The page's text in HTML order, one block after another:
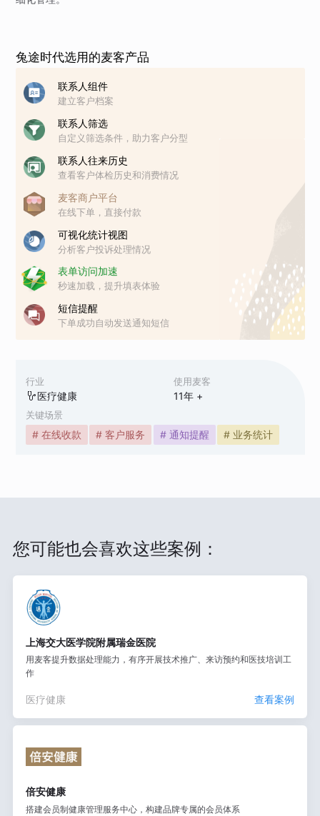
行业
医疗健康
使用麦客
11年 +
关键场景
# 在线收款 # 客户服务 # 通知提醒 # 业务统计
兔途时代选用的麦客产品
联系人组件
建立客户档案
联系人筛选
自定义筛选条件，助力客户分型
联系人往来历史
查看客户体检历史和消费情况
麦客商户平台
在线下单，直接付款
可视化统计视图
分析客户投诉处理情况
表单访问加速
秒速加载，提升填表体验
短信提醒
下单成功自动发送通知短信
您可能也会喜欢这些案例：
上海交大医学院附属瑞金医院
用麦客提升数据处理能力，有序开展技术推广、来访预约和医技培训工
作
医疗健康 查看案例
倍安健康
搭建会员制健康管理服务中心，构建品牌专属的会员体系